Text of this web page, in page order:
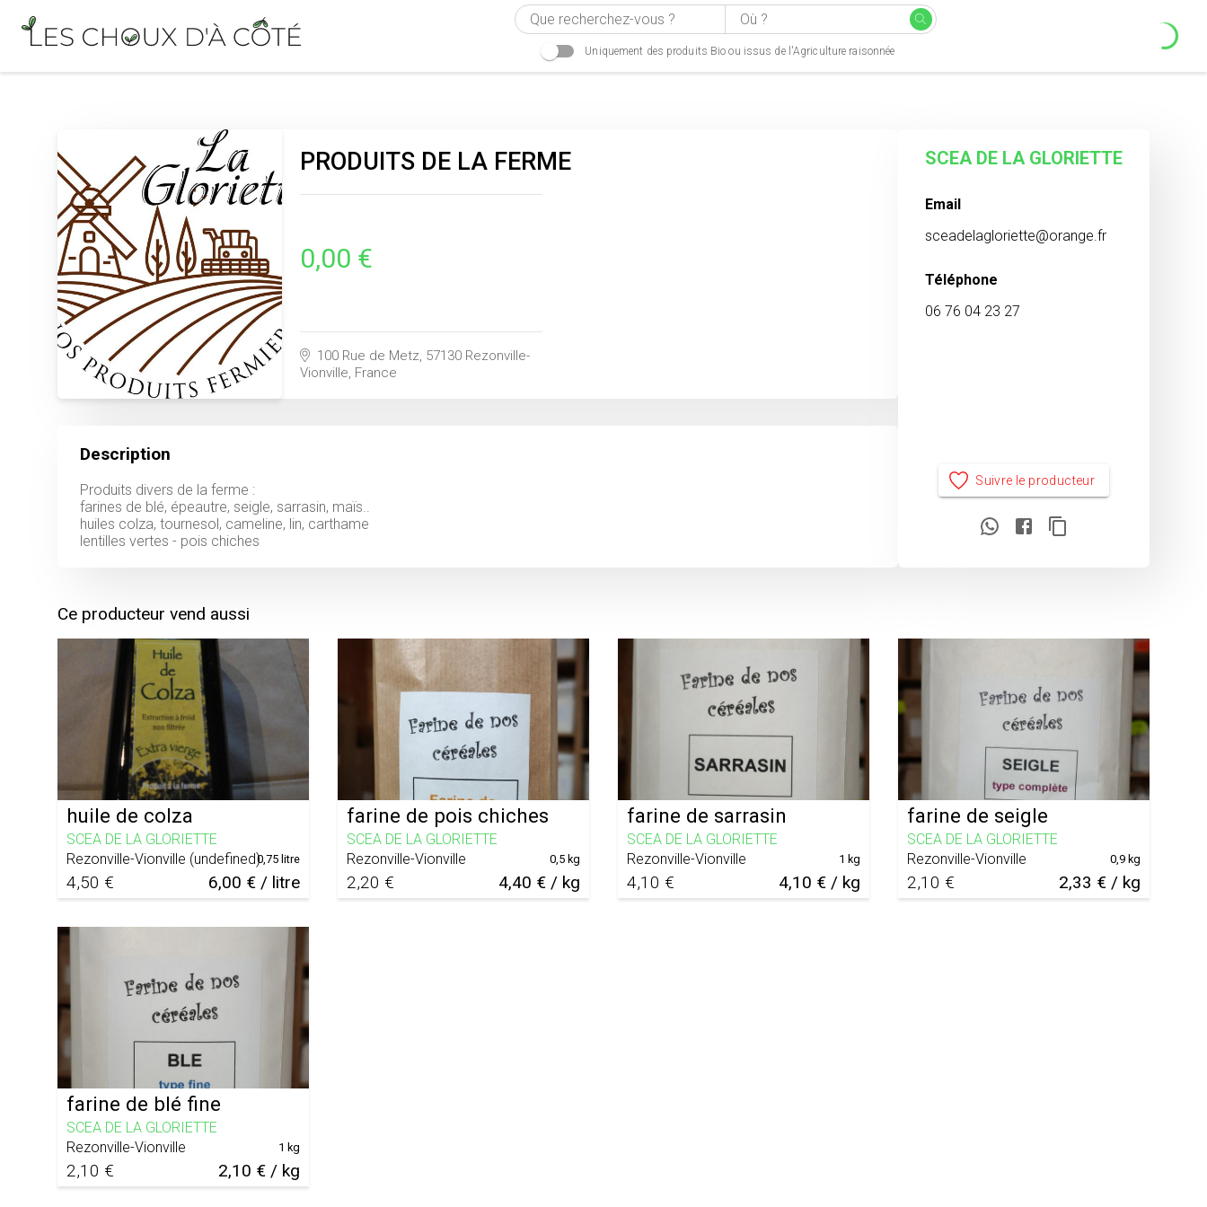
Uniquement des produits Bio ou issus de l'Agriculture raisonnée
PRODUITS DE LA FERME
0,00 €
100 Rue de Metz, 57130 Rezonville-
Vionville, France
Description
Produits divers de la ferme :
farines de blé, épeautre, seigle, sarrasin, maïs..
huiles colza, tournesol, cameline, lin, carthame
lentilles vertes - pois chiches
SCEA DE LA GLORIETTE
Email
sceadelagloriette@orange.fr
Téléphone
06 76 04 23 27
Suivre le producteur
Ce producteur vend aussi
huile de colza
SCEA DE LA GLORIETTE
Rezonville-Vionville (undefined)
4,50 € 6,00 € / litre
0,75 litre
farine de pois chiches
SCEA DE LA GLORIETTE
Rezonville-Vionville
2,20 € 4,40 € / kg
0,5 kg
farine de sarrasin
SCEA DE LA GLORIETTE
Rezonville-Vionville
4,10 € 4,10 € / kg
1 kg
farine de seigle
SCEA DE LA GLORIETTE
Rezonville-Vionville
2,10 € 2,33 € / kg
0,9 kg
farine de blé fine
SCEA DE LA GLORIETTE
Rezonville-Vionville
2,10 € 2,10 € / kg
1 kg